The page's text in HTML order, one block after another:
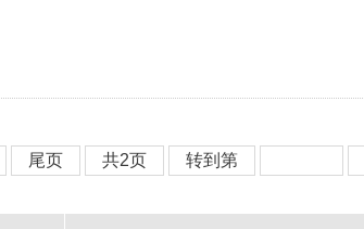
尾页 共2页 转到第